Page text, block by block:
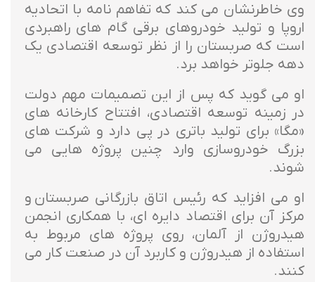
وی خاطرنشان می کند که تفاهم نامه با اتحادیه
اروپا و تولید خودروهای برقی گام های راهبردی
است که صربستان را از نظر توسعه اقتصادی یک
دهه جلوتر خواهد برد.
او می گوید که پس از این تصمیمات مهم دولت
در زمینه توسعه اقتصادی، افتتاح کارخانه های
«مگا» برای تولید باتری در پی دارد و شرکت های
بزرگ خودروسازی وارد چنین پروژه هایی می
شوند.
او می افزاید که رئیس اتاق بازرگانی صربستان و
مرکز آن برای اقتصاد دایره ای، با همکاری انجمن
هیدروژن از آلمان، روی پروژه های مربوط به
استفاده از هیدروژن و کاربرد آن در صنعت کار می
کنند.